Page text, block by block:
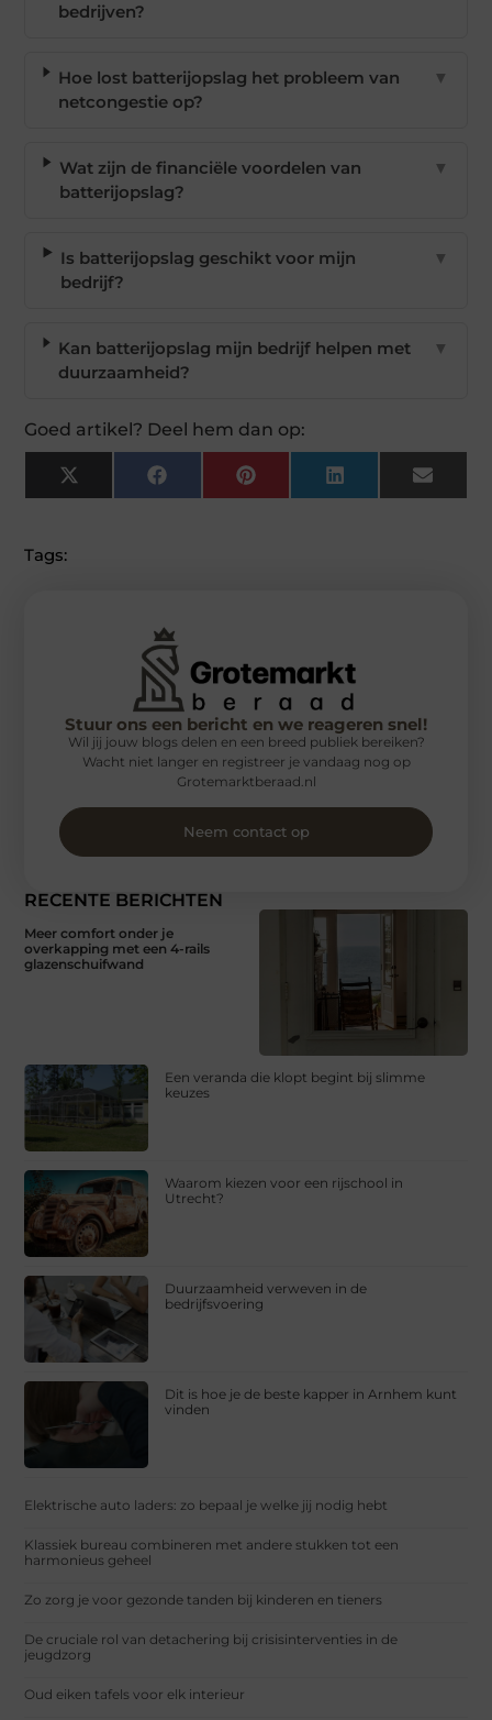
bedrijven?
Hoe lost batterijopslag het probleem van
netcongestie op?
▼
Wat zijn de financiële voordelen van
batterijopslag?
▼
Is batterijopslag geschikt voor mijn
bedrijf?
▼
Kan batterijopslag mijn bedrijf helpen met
duurzaamheid?
▼
Goed artikel? Deel hem dan op:
X
(Twitter)
FacebookPinterest LinkedIn Email
Tags:
RECENTE BERICHTEN
Meer comfort onder je
overkapping met een 4-rails
glazenschuifwand
Een veranda die klopt begint bij slimme
keuzes
Waarom kiezen voor een rijschool in
Utrecht?
Duurzaamheid verweven in de
bedrijfsvoering
Dit is hoe je de beste kapper in Arnhem kunt
vinden
Elektrische auto laders: zo bepaal je welke jij nodig hebt
Klassiek bureau combineren met andere stukken tot een
harmonieus geheel
Zo zorg je voor gezonde tanden bij kinderen en tieners
De cruciale rol van detachering bij crisisinterventies in de
jeugdzorg
Oud eiken tafels voor elk interieur
Stuur ons een bericht en we reageren snel!
Wil jij jouw blogs delen en een breed publiek bereiken?
Wacht niet langer en registreer je vandaag nog op
Grotemarktberaad.nl
Neem contact op